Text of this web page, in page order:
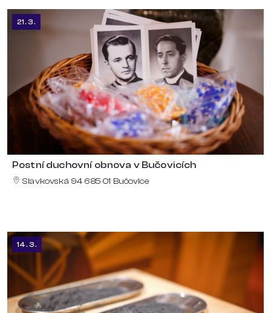
21. 3.
Postní duchovní obnova v Bučovicích
Slavkovská 94 685 01 Bučovice
14. 3.